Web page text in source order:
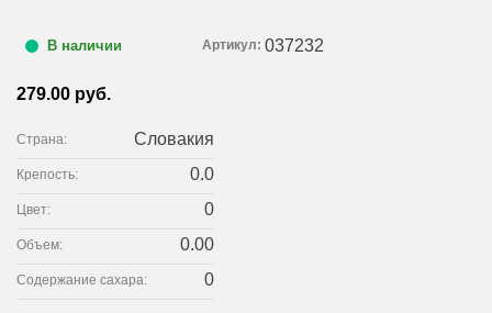
В наличии Артикул: 037232
279.00 руб.
Страна: Словакия
Крепость: 0.0
Цвет: 0
Объем: 0.00
Содержание сахара: 0